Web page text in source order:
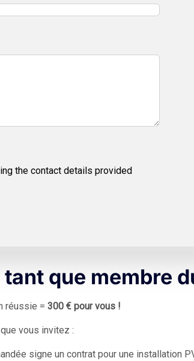
the contact details provided
que membre
réussie = 300 € pour vous !
vous invitez :
signe un contrat pour une installation